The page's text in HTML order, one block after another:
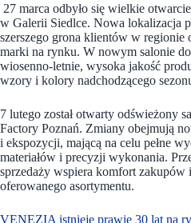
27 marca odbyło się wielkie
w Galerii Siedlce. Nowa lokalizacja
szerszego grona klientów w regionie
marki na rynku. W nowym salonie
wiosenno-letnie, wysoka jakość
wzory i kolory nadchodzącego
7 lutego został otwarty odświeżony
Factory Poznań. Zmiany obejmują
i ekspozycji, mającą na celu pełne
materiałów i precyzji wykonania.
sprzedaży wspiera komfort zakupów
oferowanego asortymentu.
VENEZIA istnieje prawie 30 lat na